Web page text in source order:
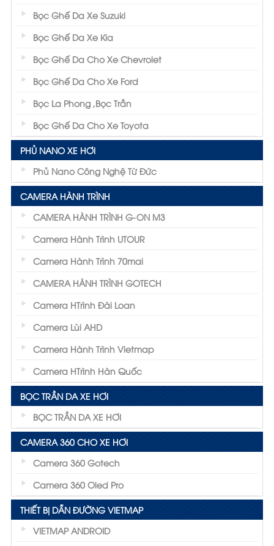
Bọc Ghế Da Xe Suzuki
Bọc Ghế Da Xe Kia
Bọc Ghế Da Cho Xe Chevrolet
Bọc Ghế Da Cho Xe Ford
Bọc La Phong ,Bọc Trần
Bọc Ghế Da Cho Xe Toyota
PHỦ NANO XE HƠI
Phủ Nano Công Nghệ Từ Đức
CAMERA HÀNH TRÌNH
CAMERA HÀNH TRÌNH G-ON M3
Camera Hành Trình UTOUR
Camera Hành Trình 70mai
CAMERA HÀNH TRÌNH GOTECH
Camera HTrình Đài Loan
Camera Lùi AHD
Camera Hành Trình Vietmap
Camera HTrình Hàn Quốc
BỌC TRẦN DA XE HƠI
BỌC TRẦN DA XE HƠI
CAMERA 360 CHO XE HƠI
Camera 360 Gotech
Camera 360 Oled Pro
THIẾT BỊ DẪN ĐƯỜNG VIETMAP
VIETMAP ANDROID